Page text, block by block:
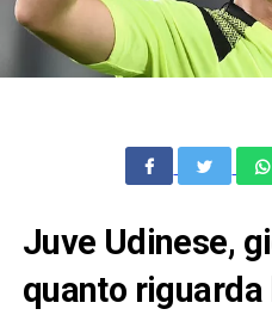
Juve Udinese,
quanto